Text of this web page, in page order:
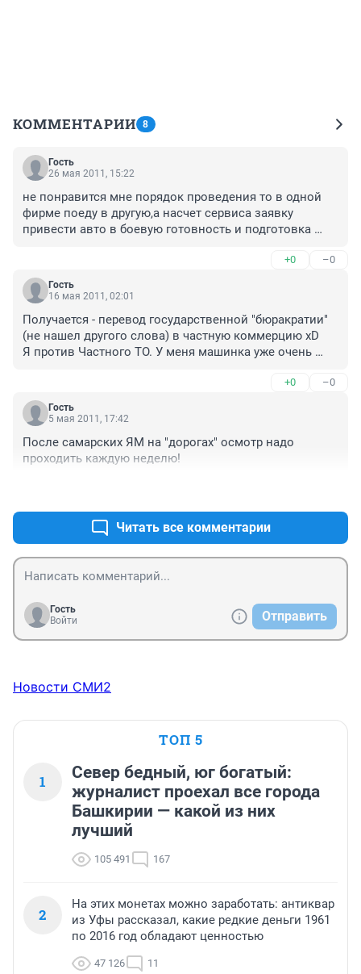
КОММЕНТАРИИ 8
Гость
26 мая 2011, 15:22
не понравится мне порядок проведения то в одной
фирме поеду в другую,а насчет сервиса заявку
привести авто в боевую готовность и подготовка
лет прохожу всегда сам написали мне неисправности
дали 20дней сам лично выполняю и еду проверяют и
выдают талон,так что если ты лодырь и чайник воруй
+0 –0
Гость
16 мая 2011, 02:01
Получается - перевод государственной "бюракратии"
(не нашел другого слова) в частную коммерцию xD
Я против Частного ТО. У меня машинка уже очень
"порекомендовать" мне заминить какие нибудь
запчасти на новые "тут недалеко, вот вам визиточка
+0 –0
Гость
5 мая 2011, 17:42
После самарских ЯМ на "дорогах" осмотр надо
проходить каждую неделю!
Читать все комментарии
Гость
Войти
Отправить
Новости СМИ2
ТОП 5
1
Север бедный, юг богатый:
журналист проехал все города
Башкирии — какой из них
лучший
105 491 167
2
На этих монетах можно заработать: антиквар
из Уфы рассказал, какие редкие деньги 1961
по 2016 год обладают ценностью
47 126 11